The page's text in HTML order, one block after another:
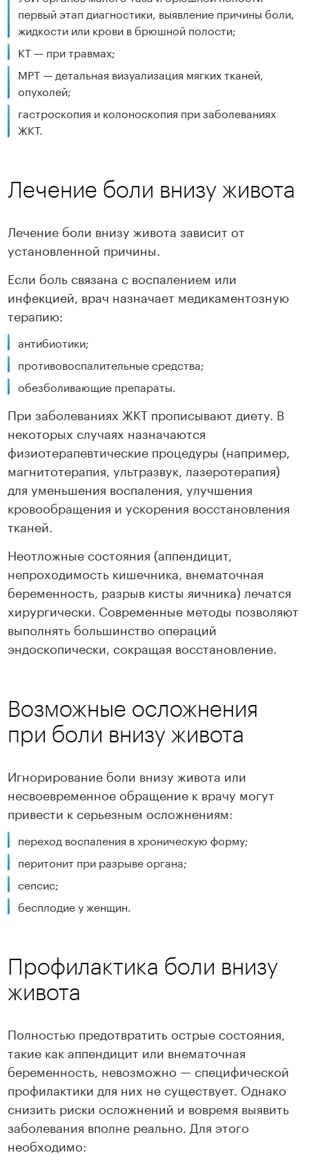
первый этап диагностики, выявление причины боли,
жидкости или крови в брюшной полости;
КТ — при травмах;
МРТ — детальная визуализация мягких тканей,
опухолей;
гастроскопия и колоноскопия при заболеваниях
ЖКТ.
Лечение боли внизу живота
Лечение боли внизу живота зависит от
установленной причины.
Если боль связана с воспалением или
инфекцией, врач назначает медикаментозную
терапию:
антибиотики;
противовоспалительные средства;
обезболивающие препараты.
При заболеваниях ЖКТ прописывают диету. В
некоторых случаях назначаются
физиотерапевтические процедуры (например,
магнитотерапия, ультразвук, лазеротерапия)
для уменьшения воспаления, улучшения
кровообращения и ускорения восстановления
тканей.
Неотложные состояния (аппендицит,
непроходимость кишечника, внематочная
беременность, разрыв кисты яичника) лечатся
хирургически. Современные методы позволяют
выполнять большинство операций
эндоскопически, сокращая восстановление.
Возможные осложнения
при боли внизу живота
Игнорирование боли внизу живота или
несвоевременное обращение к врачу могут
привести к серьезным осложнениям:
переход воспаления в хроническую форму;
перитонит при разрыве органа;
сепсис;
бесплодие у женщин.
Профилактика боли внизу
живота
Полностью предотвратить острые состояния,
такие как аппендицит или внематочная
беременность, невозможно — специфической
профилактики для них не существует. Однако
снизить риски осложнений и вовремя выявить
заболевания вполне реально. Для этого
необходимо: